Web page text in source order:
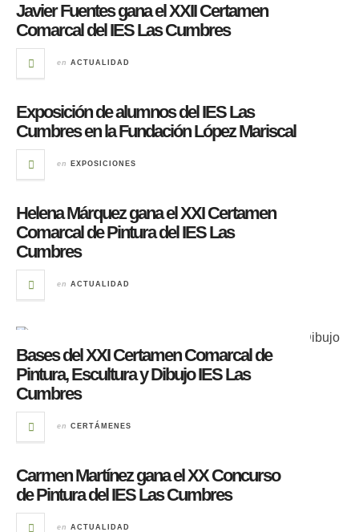
Javier Fuentes gana el XXII Certamen
Comarcal del IES Las Cumbres
en ACTUALIDAD
Exposición de alumnos del IES Las
Cumbres en la Fundación López Mariscal
en EXPOSICIONES
Helena Márquez gana el XXI Certamen
Comarcal de Pintura del IES Las
Cumbres
en ACTUALIDAD
Bases del XXI Certamen Comarcal de
Pintura, Escultura y Dibujo IES Las
Cumbres
en CERTÁMENES
Carmen Martínez gana el XX Concurso
de Pintura del IES Las Cumbres
en ACTUALIDAD